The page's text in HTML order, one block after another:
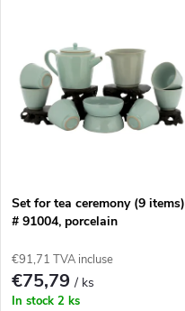
s
d
u
t
s
Set for tea ceremony (9 items)
# 91004, porcelain
€91,71 TVA incluse
€75,79/ ks
In stock 2 ks